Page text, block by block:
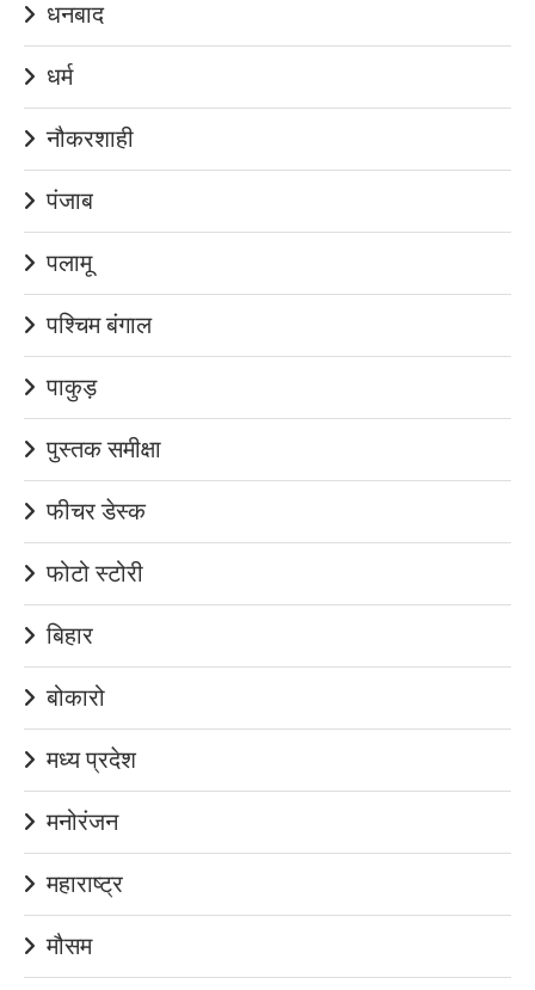
धनबाद
धर्म
नौकरशाही
पंजाब
पलामू
पश्चिम बंगाल
पाकुड़
पुस्तक समीक्षा
फीचर डेस्क
फोटो स्टोरी
बिहार
बोकारो
मध्य प्रदेश
मनोरंजन
महाराष्ट्र
मौसम